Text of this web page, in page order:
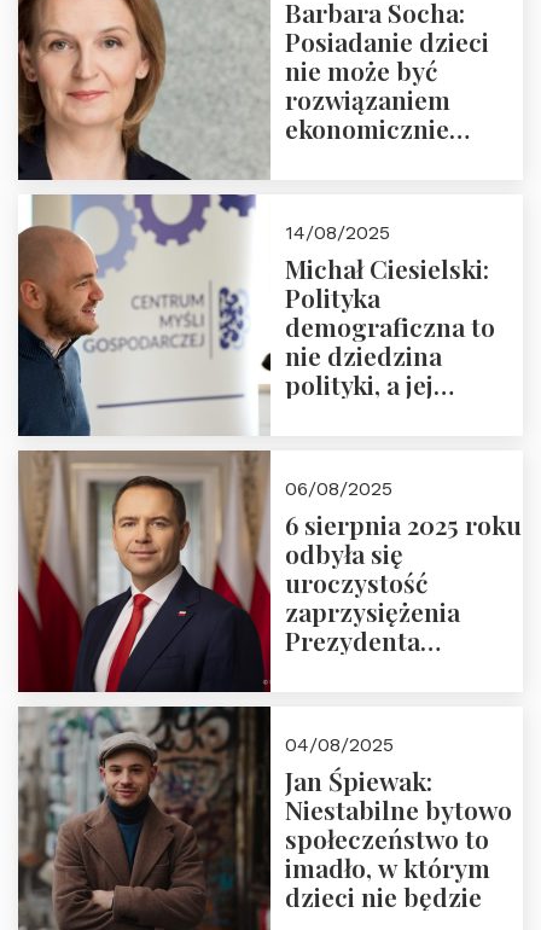
Ćwierćwiecza”
Barbara Socha:
Posiadanie dzieci
nie może być
rozwiązaniem
ekonomicznie
14/08/2025
Michał Ciesielski:
Polityka
demograficzna to
nie dziedzina
polityki, a jej
06/08/2025
6 sierpnia 2025 roku
odbyła się
uroczystość
zaprzysiężenia
Prezydenta
Nawrockiego
04/08/2025
Jan Śpiewak:
Niestabilne bytowo
społeczeństwo to
imadło, w którym
dzieci nie będzie